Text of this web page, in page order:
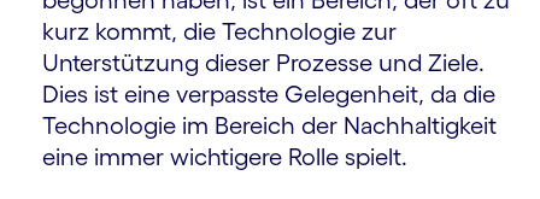
kurz kommt, die Technologie zur
Unterstützung dieser Prozesse und Ziele.
Dies ist eine verpasste Gelegenheit, da die
Technologie im Bereich der Nachhaltigkeit
eine immer wichtigere Rolle spielt.